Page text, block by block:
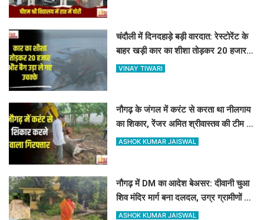
चंदौली में दिनदहाड़े बड़ी वारदात: रेस्टोरेंट के
बाहर खड़ी कार का शीशा तोड़कर 20 हजार
और बैग उड़ा ले गए उचक्के
VINAY TIWARI
नौगढ़ के जंगल में करंट से करता था नीलगाय
का शिकार, रेंजर अमित श्रीवास्तव की टीम ने
ऐसे दबोचा
ASHOK KUMAR JAISWAL
नौगढ़ में DM का आदेश बेअसर: दीवानी चुआ
शिव मंदिर मार्ग बना दलदल, उग्र ग्रामीणों ने
दी चक्का जाम की चेतावनी
ASHOK KUMAR JAISWAL